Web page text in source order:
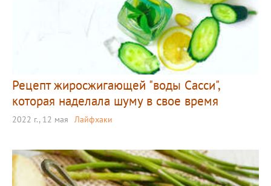
Рецепт жиросжигающей "воды Сасси",
которая наделала шуму в свое время
2022 г., 12 мая Лайфхаки